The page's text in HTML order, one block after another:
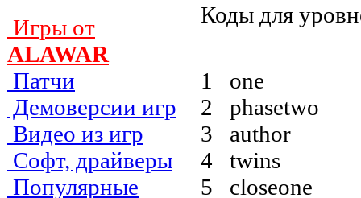
Игры от
ALAWAR
Патчи
Демоверсии игр
Видео из игр
Софт, драйверы
Популярные
Коды для
1 one
2 phasetwo
3 author
4 twins
5 closeone